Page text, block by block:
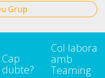
Grup
Cap
dubte?
Col·labora
amb
Teaming